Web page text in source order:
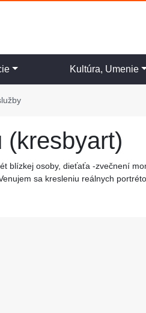
Kultúra, Umenie
(kresbyart)
blízkej osoby, dieťaťa -zvečnení
sa kresleniu reálnych